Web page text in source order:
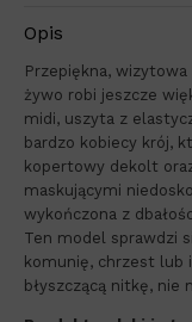
Opis
Przepiękna, wizytowa
żywo robi jeszcze
midi, uszyta z
bardzo kobiecy krój,
kopertowy dekolt
maskującymi
wykończona z
Ten model sprawdzi
komunię, chrzest lub
błyszczącą nitkę, nie